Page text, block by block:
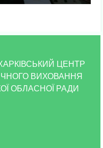
ЦЕНТР
ВИХОВАННЯ
ОБЛАСНОЇ РАДИ